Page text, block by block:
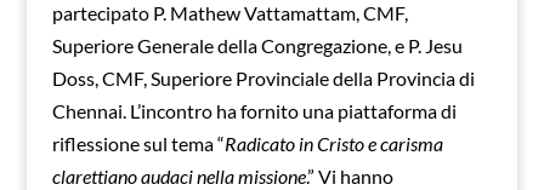
partecipato P. Mathew Vattamattam, CMF,
Superiore Generale della Congregazione, e P. Jesu
Doss, CMF, Superiore Provinciale della Provincia di
Chennai. L’incontro ha fornito una piattaforma di
riflessione sul tema “Radicato in Cristo e carisma
clarettiano audaci nella missione.” Vi hanno